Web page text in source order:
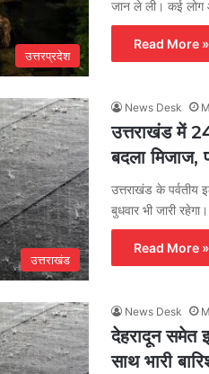
उत्तरप्रदेश
जान ले ली। कई
Read More »
उत्तराखंड
News Desk
उत्तराखंड में
बदला मिजाज,
उत्तराखंड के पर्वतीय
बुधवार भी जारी
Read More »
News Desk
देहरादून समेत
साथ भारी